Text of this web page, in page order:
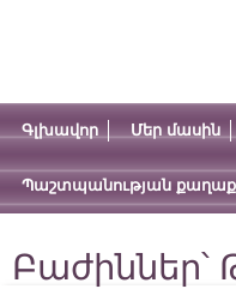
Գլխավոր Մեր մասին
Պաշտպանության
Բաժիններ՝